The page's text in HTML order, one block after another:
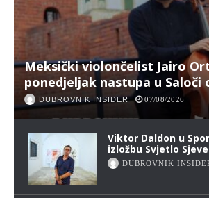
Meksički violončelist Jairo
ponedjeljak nastupa u Saloči
DUBROVNIK INSIDER 07/08/2026
Viktor Daldon u
izložbu Svjetlo
DUBROVNIK